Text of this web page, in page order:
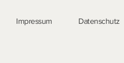
Impressum Datenschutz